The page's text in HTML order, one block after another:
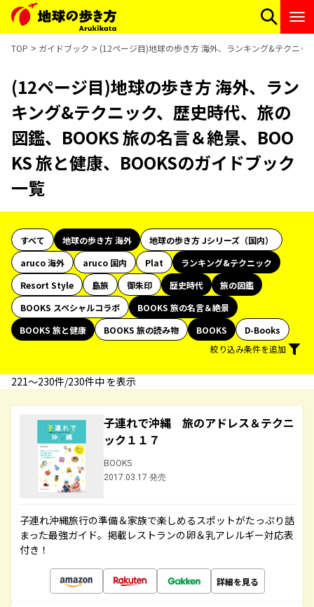
TOP ガイドブック (12ページ目)地球の歩き方 海外、ランキング&テクニッ
(12ページ目)地球の歩き方 海外、ラン
キング&テクニック、歴史時代、旅の
図鑑、BOOKS 旅の名言＆絶景、BOO
KS 旅と健康、BOOKSのガイドブック
一覧
すべて 地球の歩き方 海外
地球の歩き方 Jシリーズ（国内）
aruco 海外
aruco 国内 Plat
ランキング&テクニック
Resort Style
島旅 御朱印 歴史時代
旅の図鑑
BOOKS スペシャルコラボ
BOOKS 旅の名言＆絶景
BOOKS 旅と健康
BOOKS 旅の読み物 BOOKS
D-Books
絞り込み条件を追加
221〜230件/230件中 を表示
子連れで沖縄 旅のアドレス＆テクニ
ック１１７
BOOKS
2017.03.17 発売
子連れ沖縄旅行の準備＆家族で楽しめるスポットがたっぷり詰
まった最強ガイド。掲載レストランの卵＆乳アレルギー対応表
付き！
詳細を見る